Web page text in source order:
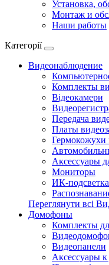
Установка,
Монтаж и
Наши работы
Категорії
Видеонаблюдение
Комплекты
Відеокамери
Передача
Платы
Аксессуары
Мониторы
ИК-подсветка
Переглянути всі
Домофоны
Комплекты
Видеопанели
Аксессуары